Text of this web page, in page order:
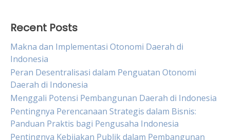
Recent Posts
Makna dan Implementasi Otonomi Daerah di
Indonesia
Peran Desentralisasi dalam Penguatan Otonomi
Daerah di Indonesia
Menggali Potensi Pembangunan Daerah di Indonesia
Pentingnya Perencanaan Strategis dalam Bisnis:
Panduan Praktis bagi Pengusaha Indonesia
Pentingnya Kebijakan Publik dalam Pembangunan